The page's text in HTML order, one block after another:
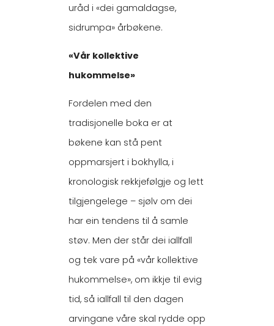
uråd i «dei gamaldagse,
sidrumpa» årbøkene.
«Vår kollektive
hukommelse»
Fordelen med den
tradisjonelle boka er at
bøkene kan stå pent
oppmarsjert i bokhylla, i
kronologisk rekkjefølgje og lett
tilgjengelege – sjølv om dei
har ein tendens til å samle
støv. Men der står dei iallfall
og tek vare på «vår kollektive
hukommelse», om ikkje til evig
tid, så iallfall til den dagen
arvingane våre skal rydde opp